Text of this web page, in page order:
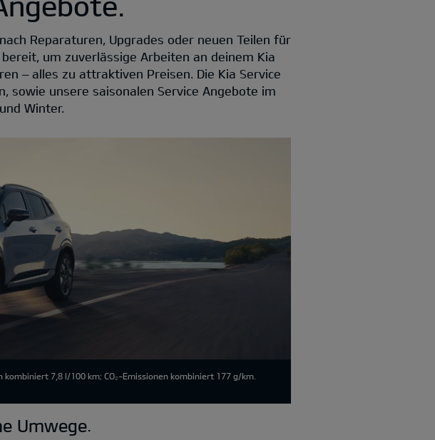
Reparaturen, Upgrades oder neuen Teilen für
um zuverlässige Arbeiten an deinem Kia
– alles zu attraktiven Preisen. Die Kia Service
sowie unsere saisonalen Service Angebote im
Winter.
7,8 l/100 km; CO₂-Emissionen kombiniert 177 g/km.
Umwege.